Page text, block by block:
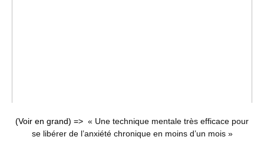
(Voir en grand) => « Une technique mentale très efficace pour
se libérer de l’anxiété chronique en moins d’un mois »